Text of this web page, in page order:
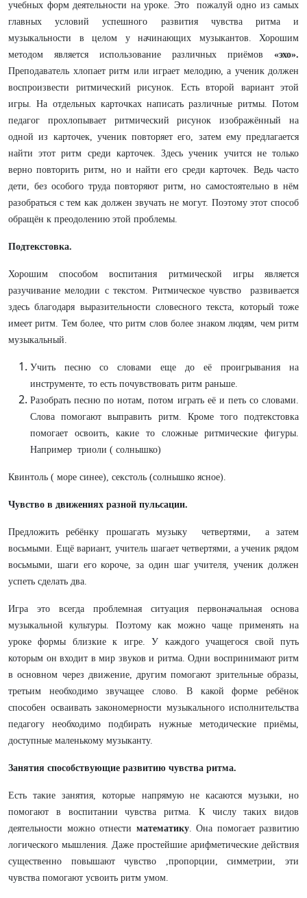
учебных форм деятельности на уроке. Это пожалуй одно из самых
главных условий успешного развития чувства ритма и
музыкальности в целом у начинающих музыкантов. Хорошим
методом является использование различных приёмов «эхо».
Преподаватель хлопает ритм или играет мелодию, а ученик должен
воспроизвести ритмический рисунок. Есть второй вариант этой
игры. На отдельных карточках написать различные ритмы. Потом
педагог прохлопывает ритмический рисунок изображённый на
одной из карточек, ученик повторяет его, затем ему предлагается
найти этот ритм среди карточек. Здесь ученик учится не только
верно повторить ритм, но и найти его среди карточек. Ведь часто
дети, без особого труда повторяют ритм, но самостоятельно в нём
разобраться с тем как должен звучать не могут. Поэтому этот способ
обращён к преодолению этой проблемы.
Подтекстовка.
Хорошим способом воспитания ритмической игры является
разучивание мелодии с текстом. Ритмическое чувство развивается
здесь благодаря выразительности словесного текста, который тоже
имеет ритм. Тем более, что ритм слов более знаком людям, чем ритм
музыкальный.
Учить песню со словами еще до её проигрывания на
инструменте, то есть почувствовать ритм раньше.
Разобрать песню по нотам, потом играть её и петь со словами.
Слова помогают выправить ритм. Кроме того подтекстовка
помогает освоить, какие то сложные ритмические фигуры.
Например триоли ( солнышко)
Квинтоль ( море синее), секстоль (солнышко ясное).
Чувство в движениях разной пульсации.
Предложить ребёнку прошагать музыку четвертями, а затем
восьмыми. Ещё вариант, учитель шагает четвертями, а ученик рядом
восьмыми, шаги его короче, за один шаг учителя, ученик должен
успеть сделать два.
Игра это всегда проблемная ситуация первоначальная основа
музыкальной культуры. Поэтому как можно чаще применять на
уроке формы близкие к игре. У каждого учащегося свой путь
которым он входит в мир звуков и ритма. Одни воспринимают ритм
в основном через движение, другим помогают зрительные образы,
третьим необходимо звучащее слово. В какой форме ребёнок
способен осваивать закономерности музыкального исполнительства
педагогу необходимо подбирать нужные методические приёмы,
доступные маленькому музыканту.
Занятия способствующие развитию чувства ритма.
Есть такие занятия, которые напрямую не касаются музыки, но
помогают в воспитании чувства ритма. К числу таких видов
деятельности можно отнести математику. Она помогает развитию
логического мышления. Даже простейшие арифметические действия
существенно повышают чувство ,пропорции, симметрии, эти
чувства помогают усвоить ритм умом.